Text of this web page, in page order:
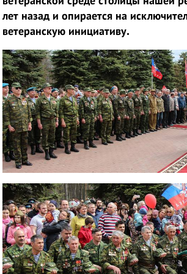
лет назад и опирается на
ветеранскую инициативу.